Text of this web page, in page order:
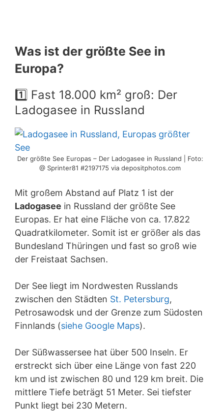
Was ist der größte See in
Europa?
1️⃣ Fast 18.000 km² groß: Der
Ladogasee in Russland
Der größte See Europas – Der Ladogasee in Russland | Foto:
@ Sprinter81 #2197175 via depositphotos.com
Mit großem Abstand auf Platz 1 ist der
Ladogasee in Russland der größte See
Europas. Er hat eine Fläche von ca. 17.822
Quadratkilometer. Somit ist er größer als das
Bundesland Thüringen und fast so groß wie
der Freistaat Sachsen.
Der See liegt im Nordwesten Russlands
zwischen den Städten St. Petersburg,
Petrosawodsk und der Grenze zum Südosten
Finnlands (siehe Google Maps).
Der Süßwassersee hat über 500 Inseln. Er
erstreckt sich über eine Länge von fast 220
km und ist zwischen 80 und 129 km breit. Die
mittlere Tiefe beträgt 51 Meter. Sei tiefster
Punkt liegt bei 230 Metern.